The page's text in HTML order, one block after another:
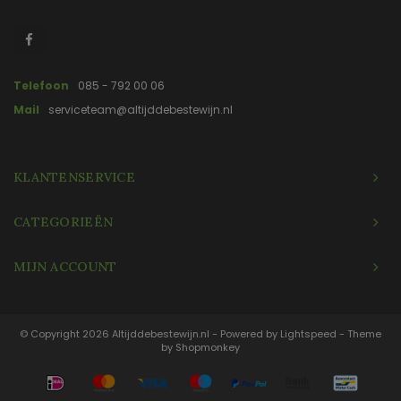
Telefoon
085 - 792 00 06
Mail
serviceteam@altijddebestewijn.nl
KLANTENSERVICE
CATEGORIEËN
MIJN ACCOUNT
© Copyright 2026 Altijddebestewijn.nl - Powered by Lightspeed - Theme
by Shopmonkey